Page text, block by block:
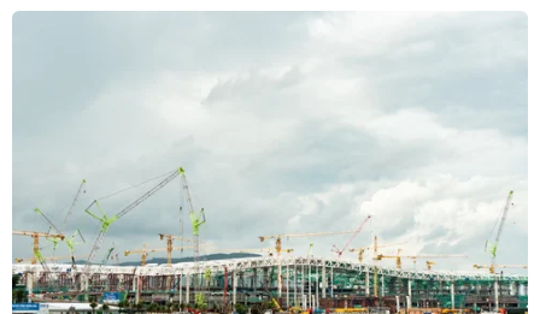
Các tác giải, nhóm tác giả nhận giải A Liên hoan phim môi
trường toàn quốc lần thứ 7. (Ảnh: Hoàng Minh)
Vượt qua gần 90 tác phẩm tham dự Liên hoan
phim môi trường toàn quốc lần thứ 7 (năm